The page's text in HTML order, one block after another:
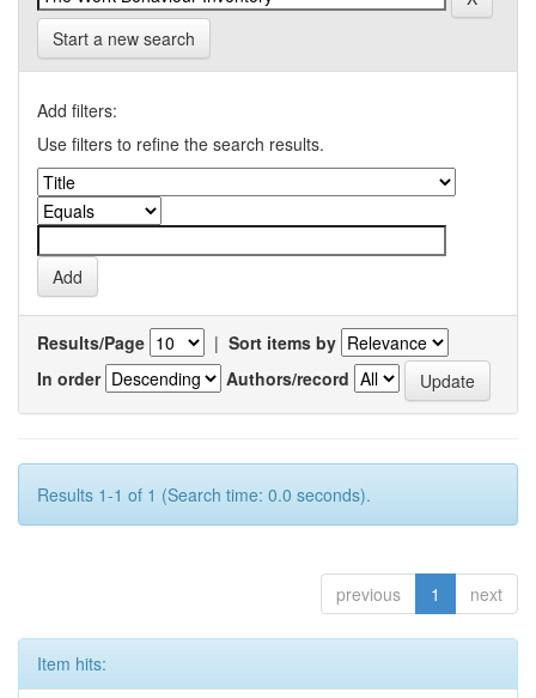
Start a new search
Add filters:
Use filters to refine the search results.
Results/Page | Sort items by
In order
Authors/record
Results 1-1 of 1 (Search time: 0.0 seconds).
previous 1 next
Item hits: